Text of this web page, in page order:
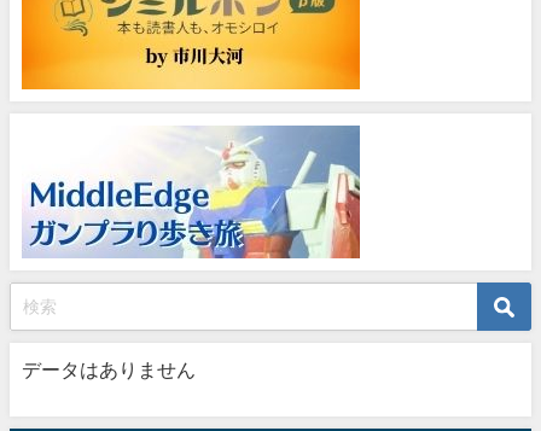
データはありません